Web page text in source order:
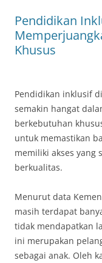
Pendidikan
Khusus
Pendidikan inklusif
semakin hangat
berkebutuhan
untuk memastikan
memiliki akses yang
berkualitas.
Menurut data
masih terdapat
tidak mendapatkan
ini merupakan
sebagai anak. Oleh